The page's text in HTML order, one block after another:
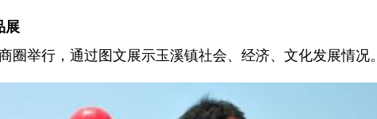
展
圈举行，通过图文展示玉溪镇社会、经济、文化发展情况。